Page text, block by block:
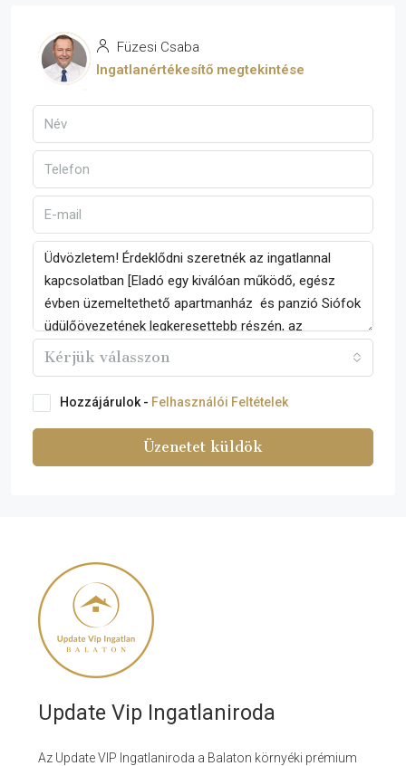
Füzesi Csaba
Ingatlanértékesítő megtekintése
Kérjük válasszon
Hozzájárulok - Felhasználói Feltételek
Üzenetet küldök
Update Vip Ingatlaniroda
Az Update VIP Ingatlaniroda a Balaton környéki prémium